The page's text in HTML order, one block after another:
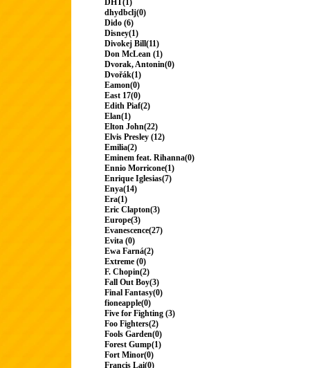
DHT(1)
dhydbclj(0)
Dido (6)
Disney(1)
Divokej Bill(11)
Don McLean (1)
Dvorak, Antonin(0)
Dvořák(1)
Eamon(0)
East 17(0)
Edith Piaf(2)
Elan(1)
Elton John(22)
Elvis Presley (12)
Emilia(2)
Eminem feat. Rihanna(0)
Ennio Morricone(1)
Enrique Iglesias(7)
Enya(14)
Era(1)
Eric Clapton(3)
Europe(3)
Evanescence(27)
Evita (0)
Ewa Farná(2)
Extreme (0)
F. Chopin(2)
Fall Out Boy(3)
Final Fantasy(0)
fioneapple(0)
Five for Fighting (3)
Foo Fighters(2)
Fools Garden(0)
Forest Gump(1)
Fort Minor(0)
Francis Lai(0)